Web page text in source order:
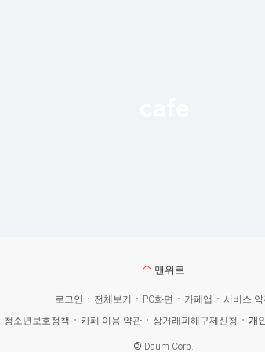
맨위로
로그인 전체보기 PC화면 카페앱
서비스
청소년보호정책
카페 이용 약관 상거래피해구제신청 개
© Daum Corp.